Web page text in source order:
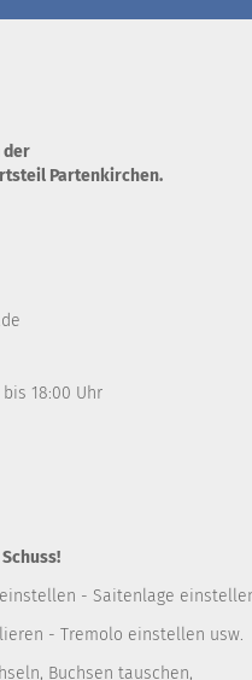
der
Partenkirchen.
bis 18:00 Uhr
- Saitenlage
- Tremolo einstellen usw.
Buchsen tauschen,